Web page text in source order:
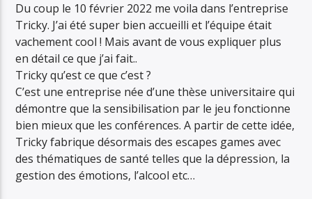
Du coup le 10 février 2022 me voila dans l’entreprise
Tricky. J’ai été super bien accueilli et l’équipe était
vachement cool ! Mais avant de vous expliquer plus
en détail ce que j’ai fait..
Tricky qu’est ce que c’est ?
C’est une entreprise née d’une thèse universitaire qui
démontre que la sensibilisation par le jeu fonctionne
bien mieux que les conférences. A partir de cette idée,
Tricky fabrique désormais des escapes games avec
des thématiques de santé telles que la dépression, la
gestion des émotions, l’alcool etc…